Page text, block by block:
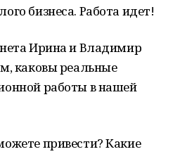
бизнеса. Работа идет!
Ирина и Владимир
каковы реальные
работы в нашей
привести? Какие